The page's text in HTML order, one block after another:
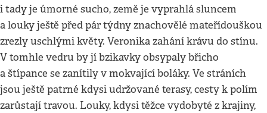
i tady je úmorné sucho, země je vyprahlá sluncem
a louky ještě před pár týdny znachovělé mateřídouškou
zrezly uschlými květy. Veronika zahání krávu do stínu.
V tomhle vedru by jí bzikavky obsypaly břicho
a štípance se zanítily v mokvající boláky. Ve stráních
jsou ještě patrné kdysi udržované terasy, cesty k polím
zarůstají travou. Louky, kdysi těžce vydobyté z krajiny,